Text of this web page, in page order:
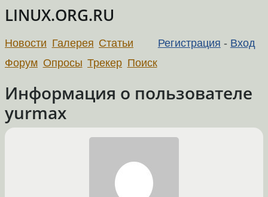
LINUX.ORG.RU
Регистрация - Вход
Новости Галерея Статьи
Форум Опросы Трекер Поиск
Информация о пользователе
yurmax